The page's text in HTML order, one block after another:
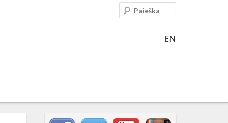
EN
Paieška
Svarbių įrašų meniu